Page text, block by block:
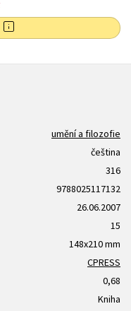
umění a filozofie
čeština
316
9788025117132
26.06.2007
15
148x210 mm
CPRESS
0,68
Kniha